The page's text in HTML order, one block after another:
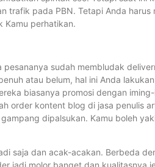
trafik pada PBN. Tetapi Anda harus
Kamu perhatikan.
sudah membludak
atau belum, hal ini Anda
biasanya promosi dengan
order kontent blog di jasa penulis
dipalsukan. Kamu boleh
saja dan acak-acakan. Berbeda